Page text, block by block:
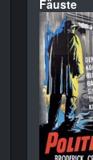
Fäuste